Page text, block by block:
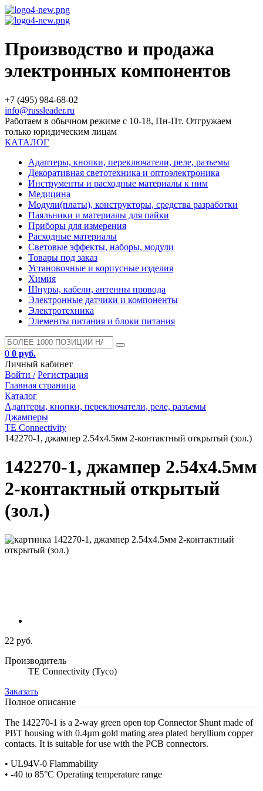
Производство и продажа
электронных компонентов
+7 (495) 984-68-02
info@russleader.ru
Работаем в обычном режиме с 10-18, Пн-Пт. Отгружаем
только юридическим лицам
КАТАЛОГ
Адаптеры, кнопки, переключатели, реле, разъемы
Декоративная светотехника и оптоэлектроника
Инструменты и расходные материалы к ним
Медицина
Модули(платы), конструкторы, средства разработки
Паяльники и материалы для пайки
Приборы для измерения
Расходные материалы
Световые эффекты, наборы, модули
Товары под заказ
Установочные и корпусные изделия
Химия
Шнуры, кабели, антенны провода
Электронные датчики и компоненты
Электротехника
Элементы питания и блоки питания
0 0 руб.
Личный кабинет
Войти / Регистрация
Главная страница
Каталог
Адаптеры, кнопки, переключатели, реле, разъемы
Джамперы
TE Connectivity
142270-1, джампер 2.54х4.5мм 2-контактный открытый (зол.)
142270-1, джампер 2.54х4.5мм
2-контактный открытый
(зол.)
22 руб.
Производитель
TE Connectivity (Tyco)
Заказать
Полное описание
The 142270-1 is a 2-way green open top Connector Shunt made of
PBT housing with 0.4µm gold mating area plated beryllium copper
contacts. It is suitable for use with the PCB connectors.
• UL94V-0 Flammability
• -40 to 85°C Operating temperature range